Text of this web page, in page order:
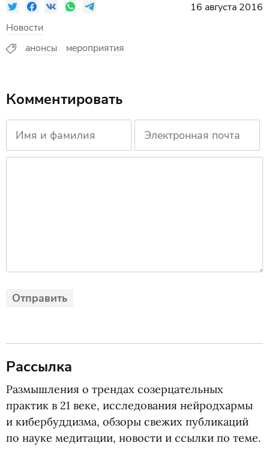
16 августа 2016
Новости
анонсы
мероприятия
Комментировать
Рассылка
Размышления о трендах созерцательных
практик в 21 веке, исследования нейродхармы
и кибербуддизма, обзоры свежих публикаций
по науке медитации, новости и ссылки по теме.